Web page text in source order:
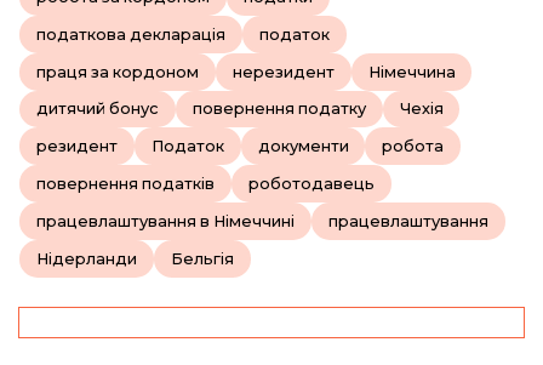
податкова декларація податок
праця за кордоном нерезидент Німеччина
дитячий бонус повернення податку Чехія
резидент Податок документи робота
повернення податків роботодавець
працевлаштування в Німеччині працевлаштування
Нідерланди Бельгія